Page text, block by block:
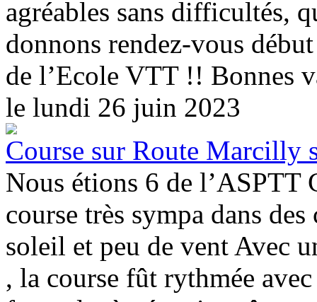
agréables sans difficultés,
donnons rendez-vous
de l’Ecole VTT !! Bonnes
le lundi 26 juin 2023
Course sur Route Marcilly
Nous étions 6 de l’ASPTT
course très sympa dans
soleil et peu de vent Avec
, la course fût rythmée